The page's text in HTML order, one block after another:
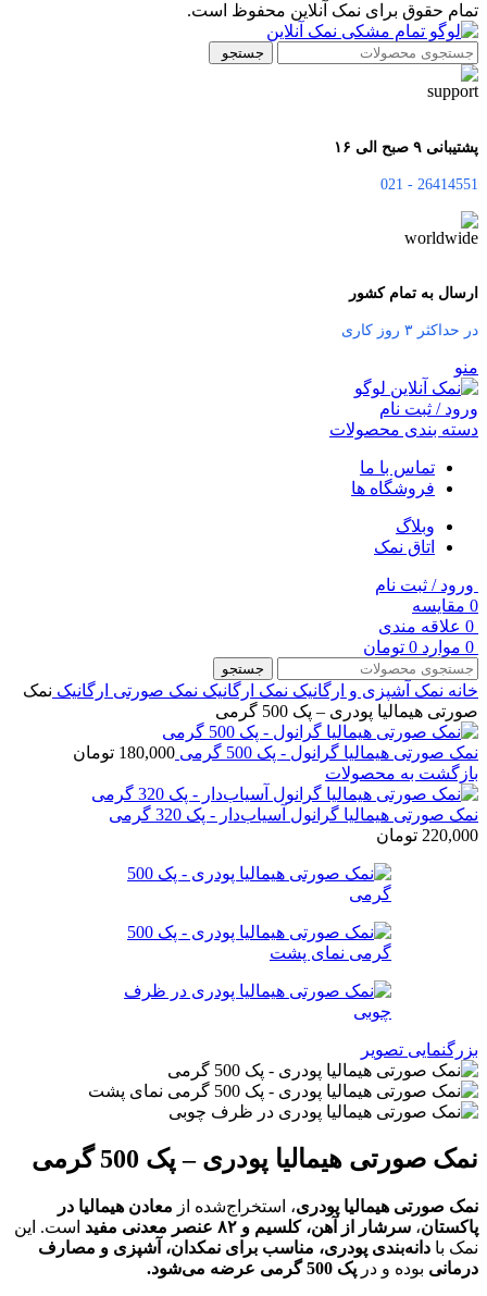
تمام حقوق برای نمک آنلاین محفوظ است.
جستجو
پشتیبانی ۹ صبح الی ۱۶
26414551 - 021
ارسال به تمام کشور
در حداکثر ۳ روز کاری
منو
ورود / ثبت نام
دسته بندی محصولات
تماس با ما
فروشگاه ها
وبلاگ
اتاق نمک
ورود / ثبت نام
0 مقایسه
0 علاقه مندی
0 موارد 0 تومان
جستجو
خانه نمک آشپزی و ارگانیک نمک ارگانیک نمک صورتی ارگانیک نمک
صورتی هیمالیا پودری – پک 500 گرمی
نمک صورتی هیمالیا گرانول - پک 500 گرمی 180,000 تومان
بازگشت به محصولات
نمک صورتی هیمالیا گرانول آسیاب‌دار - پک 320 گرمی
220,000 تومان
بزرگنمایی تصویر
نمک صورتی هیمالیا پودری – پک 500 گرمی
نمک صورتی هیمالیا پودری، استخراج‌شده از معادن هیمالیا در
پاکستان، سرشار از آهن، کلسیم و ۸۲ عنصر معدنی مفید
است. این
نمک با دانه‌بندی پودری، مناسب برای نمکدان، آشپزی و مصارف
درمانی بوده و در پک 500 گرمی عرضه می‌شود .